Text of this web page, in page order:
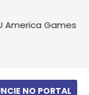
no Peru
NO PORTAL